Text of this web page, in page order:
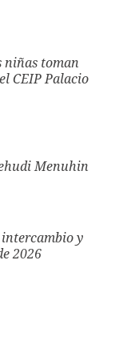
niñas toman
CEIP Palacio
Menuhin
y
2026